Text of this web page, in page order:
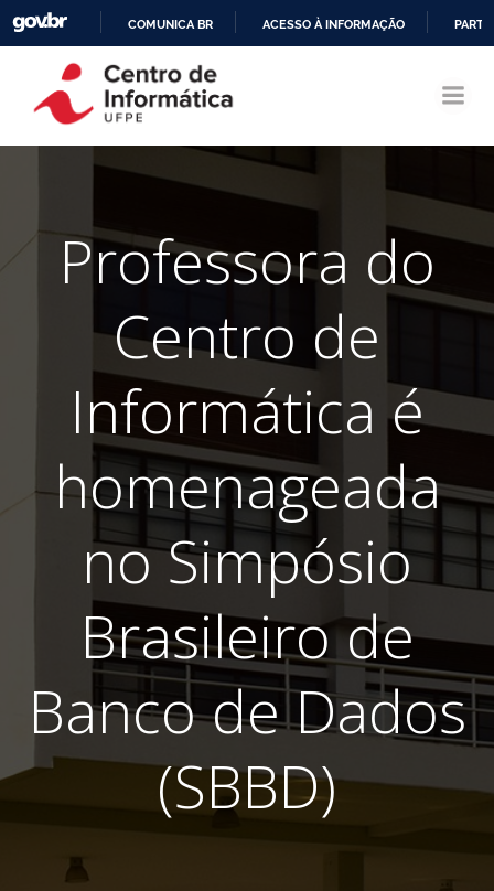
CONTEÚDO
COMUNICA BR ACESSO À INFORMAÇÃO
Professora do
Centro de
Informática é
homenageada
no Simpósio
Brasileiro de
Banco de Dados
(SBBD)